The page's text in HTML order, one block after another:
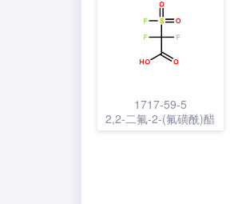
1717-59-5
2,2-二氟-2-(氟磺酰)醋